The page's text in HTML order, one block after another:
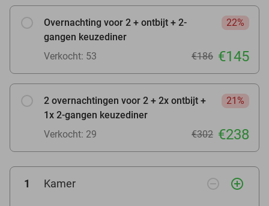
Overnachting voor 2 + ontbijt + 2-
gangen keuzediner
22%
Verkocht: 53 €186 €145
2 overnachtingen voor 2 + 2x ontbijt +
1x 2-gangen keuzediner
21%
Verkocht: 29 €302 €238
1 Kamer remove_circle_outline add_circle_outline